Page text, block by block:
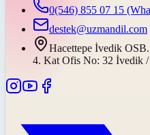
0(546) 855 07 15
destek@uzmandil.com
Hacettepe İvedik
4. Kat Ofis No: 32 İvedik